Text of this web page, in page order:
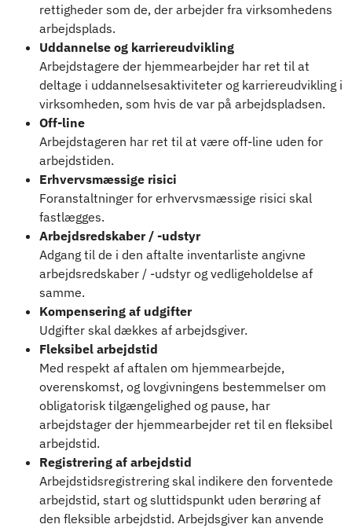
rettigheder som de, der arbejder fra virksomhedens
arbejdsplads.
Uddannelse og karriereudvikling
Arbejdstagere der hjemmearbejder har ret til at
deltage i uddannelsesaktiviteter og karriereudvikling i
virksomheden, som hvis de var på arbejdspladsen.
Off-line
Arbejdstageren har ret til at være off-line uden for
arbejdstiden.
Erhvervsmæssige risici
Foranstaltninger for erhvervsmæssige risici skal
fastlægges.
Arbejdsredskaber / -udstyr
Adgang til de i den aftalte inventarliste angivne
arbejdsredskaber / -udstyr og vedligeholdelse af
samme.
Kompensering af udgifter
Udgifter skal dækkes af arbejdsgiver.
Fleksibel arbejdstid
Med respekt af aftalen om hjemmearbejde,
overenskomst, og lovgivningens bestemmelser om
obligatorisk tilgængelighed og pause, har
arbejdstager der hjemmearbejder ret til en fleksibel
arbejdstid.
Registrering af arbejdstid
Arbejdstidsregistrering skal indikere den forventede
arbejdstid, start og sluttidspunkt uden berøring af
den fleksible arbejdstid. Arbejdsgiver kan anvende